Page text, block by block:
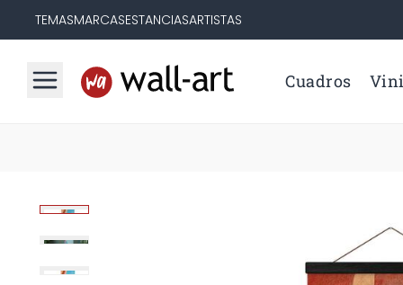
TEMASMARCASESTANCIASARTISTAS
Cuadros